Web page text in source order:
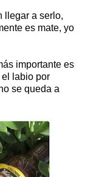
llegar a serlo,
es mate, yo
importante es
labio por
se queda a